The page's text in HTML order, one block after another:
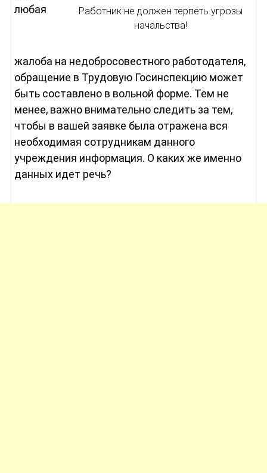
Работник не должен терпеть угрозы
начальства!
любая
жалоба на недобросовестного работодателя,
обращение в Трудовую Госинспекцию может
быть составлено в вольной форме. Тем не
менее, важно внимательно следить за тем,
чтобы в вашей заявке была отражена вся
необходимая сотрудникам данного
учреждения информация. О каких же именно
данных идет речь?